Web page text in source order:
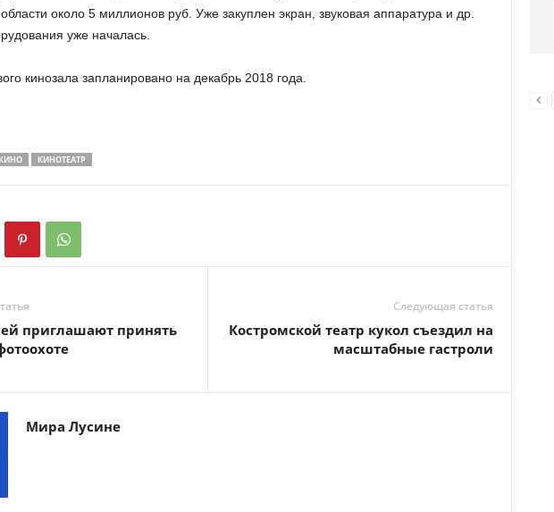
около 5 миллионов руб. Уже закуплен экран, звуковая аппаратура и др.
уже началась.
кинозала запланировано на декабрь 2018 года.
КИНО КИНОТЕАТР
приглашают принять
Следующая статья
Костромской театр кукол съездил на
масштабные гастроли
Мира Лусине